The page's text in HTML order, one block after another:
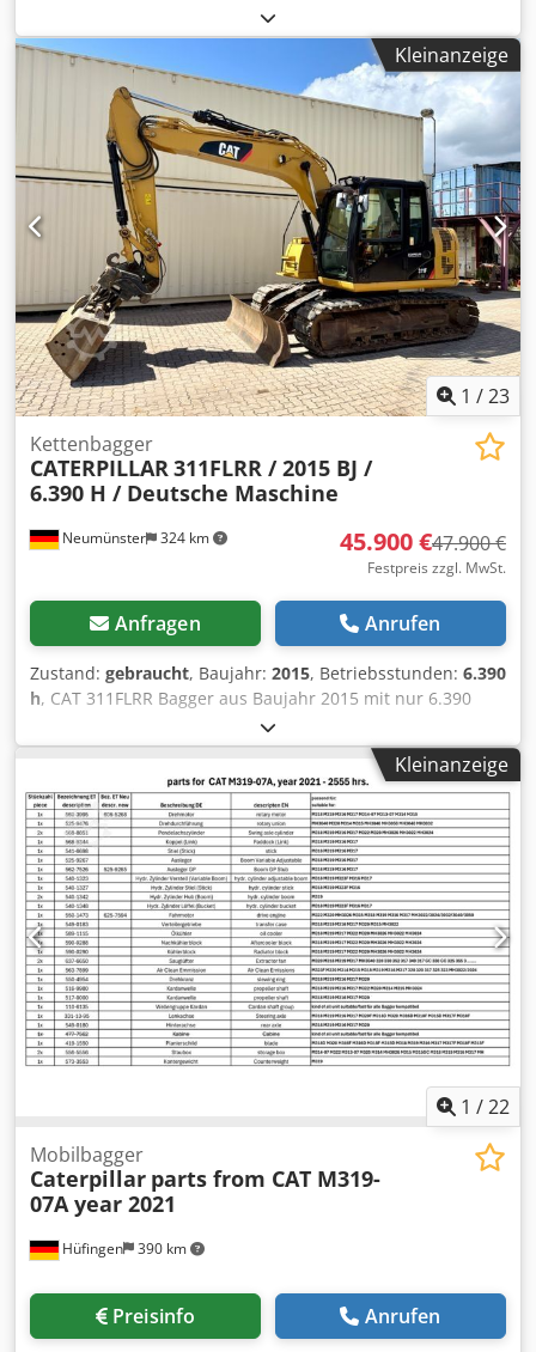
, Federung:
Betriebsstunden:3.700 h, Fahrerkabine:Sonstige, *
Schaufel Cedpozrzf Aofx Acyoha * Ladegabel ...
Gebrauchtwagen, inkl. Mwst.
Kleinanzeige
1 /23
Neumünster 324 km
Kettenbagger
CATERPILLAR311FLRR / 2015 BJ /
6.390 H / Deutsche Maschine
45.900 €47.900 €
Festpreis zzgl. MwSt.
Anfragen Anrufen
Zustand: gebraucht, Baujahr: 2015, Betriebsstunden: 6.390
h, CAT 311FLRR Bagger aus Baujahr 2015 mit nur 6.390
Betriebsstunden ! ----* Hersteller: CAT * Typ: 311FL RR
Cjdpfx Aoy Sdlzocyjha * Baujahr: 2015 * Abgelesene
Betriebsstunden: ca. 6.390 * Letzter Service bei ca. 5.960
Stunden * Inkl. hydraulischer Schnellwechsler CW20 * Inkl.
hydraulischer Gabenräumlöffel * Deutsche Maschine * 1.
Hand * Gummipads * Schild * Klima - A/C *
Rückfahrkamera * Verrohrt * Guter Zustand! * Laufwerk:
ca. 40-50% * Weitere Fotos und Video auf Anfrage (Whats
APP ERIK) * Preis: 45.900 Euro, netto + 19% MwSt. ---- Für
weitere Fragen bitte anrufen: For more question please
call: Erik Kortum: Whats App ?Alle Angaben ohne Gewähr
und Garantie, Irrtümer und Zwischenverkauf vorbehalten.
?
Kleinanzeige
1 /22
Hüfingen 390 km
Mobilbagger
Caterpillar parts from CAT M319-
07A year 2021
Preisinfo Anrufen